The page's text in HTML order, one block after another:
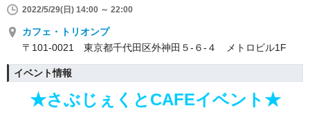
2022/5/29(日) 14:00 ～ 22:00
カフェ・トリオンプ
〒101-0021 東京都千代田区外神田５-６-４ メトロビル1F
イベント情報
★さぶじぇくとCAFEイベント★